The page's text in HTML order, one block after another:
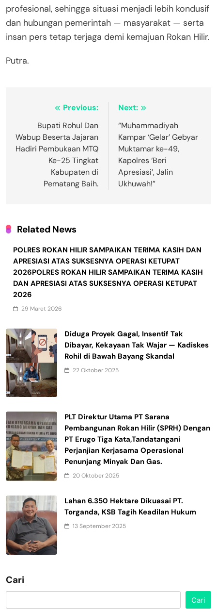
profesional, sehingga situasi menjadi lebih kondusif
dan hubungan pemerintah — masyarakat — serta
insan pers tetap terjaga demi kemajuan Rokan Hilir.
Putra.
NavigasiPrevious:
Bupati Rohul Dan
Wabup Beserta Jajaran
Hadiri Pembukaan MTQ
Ke-25 Tingkat
Kabupaten di
Pematang Baih.
Next:
“Muhammadiyah
Kampar ‘Gelar’ Gebyar
Muktamar ke-49,
Kapolres ‘Beri
Apresiasi’, Jalin
Ukhuwah!”
Related News
POLRES ROKAN HILIR SAMPAIKAN TERIMA KASIH DAN
APRESIASI ATAS SUKSESNYA OPERASI KETUPAT
2026POLRES ROKAN HILIR SAMPAIKAN TERIMA KASIH
DAN APRESIASI ATAS SUKSESNYA OPERASI KETUPAT
2026
29 Maret 2026
Diduga Proyek Gagal, Insentif Tak
Dibayar, Kekayaan Tak Wajar — Kadiskes
Rohil di Bawah Bayang Skandal
22 Oktober 2025
PLT Direktur Utama PT Sarana
Pembangunan Rokan Hilir (SPRH) Dengan
PT Erugo Tiga Kata,Tandatangani
Perjanjian Kerjasama Operasional
Penunjang Minyak Dan Gas.
20 Oktober 2025
Lahan 6.350 Hektare Dikuasai PT.
Torganda, KSB Tagih Keadilan Hukum
13 September 2025
Cari
Cari